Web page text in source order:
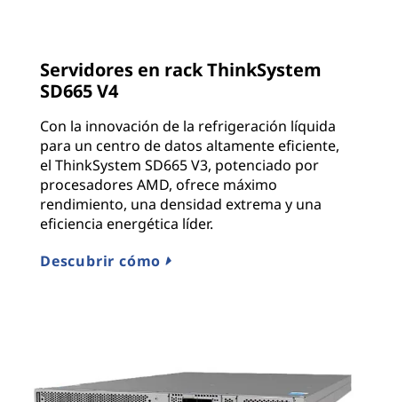
Servidores en rack ThinkSystem
SD665 V4
Con la innovación de la refrigeración líquida
para un centro de datos altamente eficiente,
el ThinkSystem SD665 V3, potenciado por
procesadores AMD, ofrece máximo
rendimiento, una densidad extrema y una
eficiencia energética líder.
Descubrir cómo